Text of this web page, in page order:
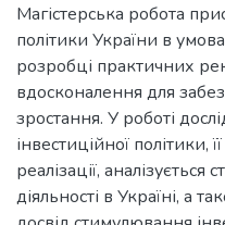
Магістерська робота
політики України в
розробці практичних
вдосконалення для
зростання. У роботі
інвестиційної політики,
реалізації, аналізується
діяльності в Україні, а